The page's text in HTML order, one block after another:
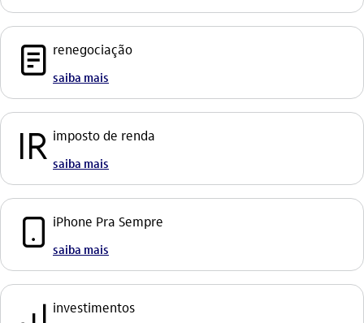
documento_outline renegociação
saiba mais
imposto_de_renda imposto de renda
saiba mais
celular_outline iPhone Pra Sempre
saiba mais
investimentos